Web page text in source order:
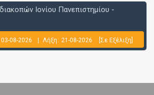
Ιονίου Πανεπιστημίου -
03-08-2026 Λήξη: 21-08-2026 [Σε Εξέλιξη]